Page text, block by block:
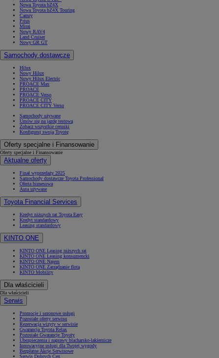
Nowa Toyota bZ4X
Nowa Toyota bZ4X Touring
Camry
Prius
Mirai
Nowy RAV4
Land Cruiser
Nowy GR GT
Samochody dostawcze
Hilux
Nowy Hilux
Nowy Hilux Electric
PROACE Max
PROACE
PROACE Verso
PROACE CITY
PROACE CITY Verso
Samochody używane
Umów się na jazdę testową
Zobacz wszystkie cenniki
Konfiguruj swoją Toyotę
Oferty specjalne i Finansowanie
Oferty specjalne i Finansowanie
Aktualne oferty
Finał wyprzedaży 2025
Samochody dostawcze Toyota Professional
Oferta biznesowa
Auta używane
Toyota Financial Services
Kredyt niższych rat Toyota Easy
Kredyt standardowy
Leasing standardowy
KINTO ONE
KINTO ONE Leasing niższych rat
KINTO ONE Leasing konsumencki
KINTO ONE Najem
KINTO ONE Zarządzanie flotą
KINTO Mobility
Dla właścicieli
Dla właścicieli
Serwis
Promocje i sezonowe usługi
Pozostałe oferty serwisu
Rezerwacja wizyty w serwisie
Gwarancja Toyota Relax
Pozostałe Gwarancje Toyoty
Ubezpieczenia i naprawy blacharsko-lakiernicze
Innowacyjne usługi dla Twojej wygody
Bezpłatne Akcje Serwisowe
Serwis Dobrych Cen